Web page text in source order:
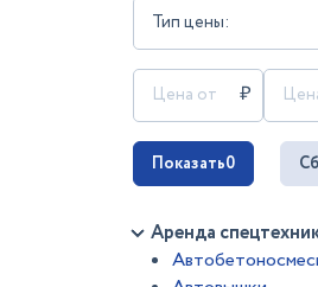
Тип цены:
Показать0
Аренда